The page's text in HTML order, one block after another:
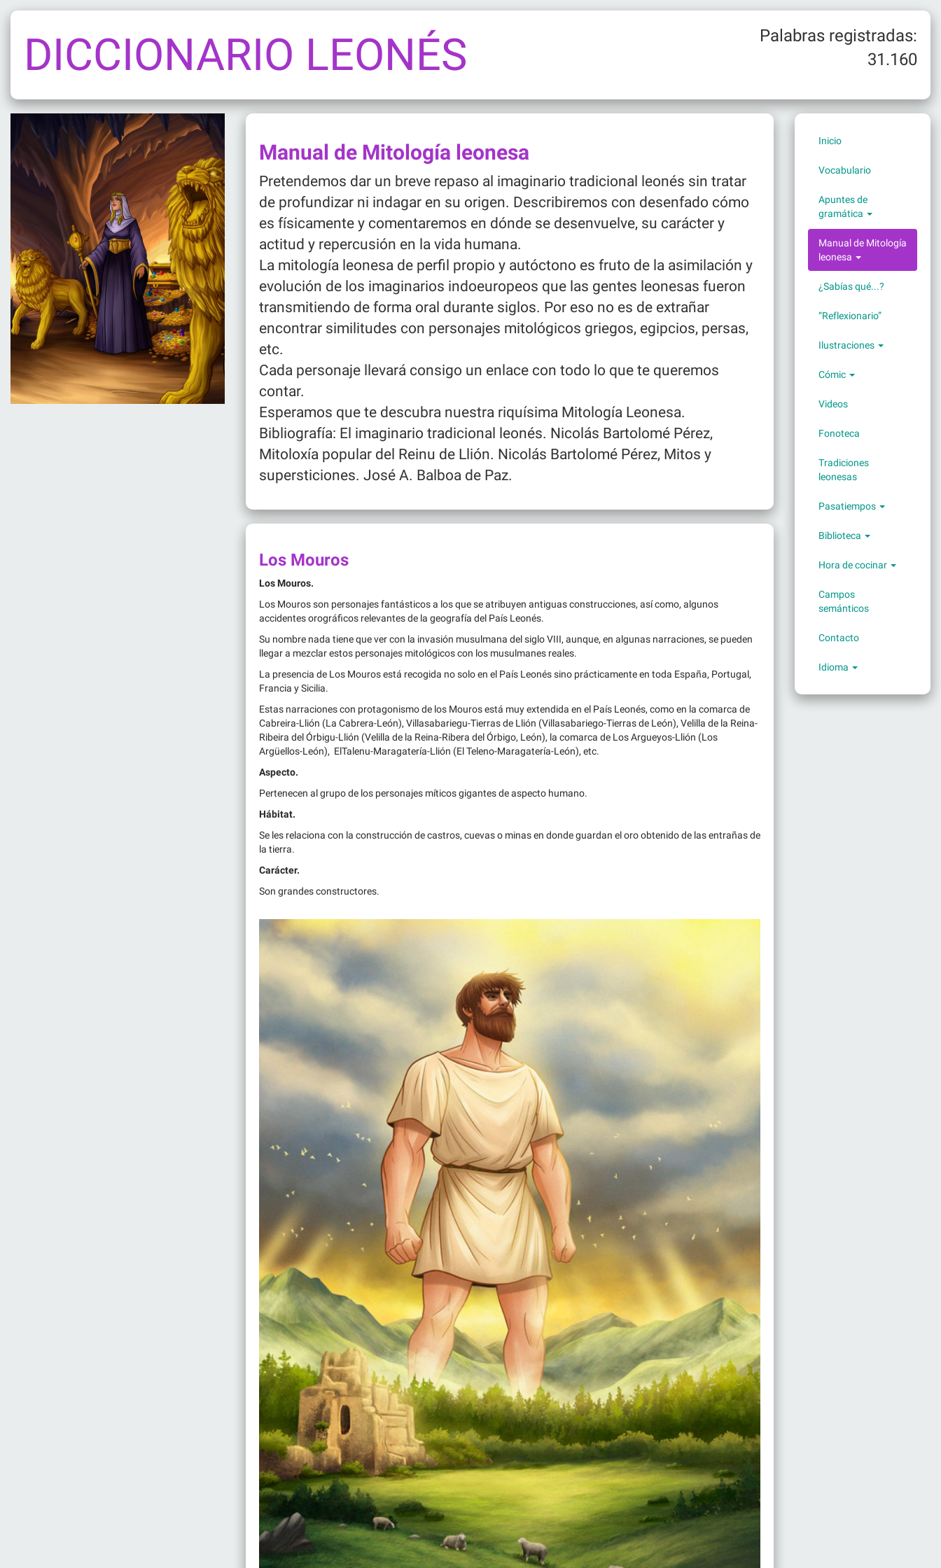
DICCIONARIO LEONÉS
Palabras registradas:
31.160
Manual de Mitología leonesa
Pretendemos dar un breve repaso al imaginario tradicional leonés sin tratar
de profundizar ni indagar en su origen. Describiremos con desenfado cómo
es físicamente y comentaremos en dónde se desenvuelve, su carácter y
actitud y repercusión en la vida humana.
La mitología leonesa de perfil propio y autóctono es fruto de la asimilación y
evolución de los imaginarios indoeuropeos que las gentes leonesas fueron
transmitiendo de forma oral durante siglos. Por eso no es de extrañar
encontrar similitudes con personajes mitológicos griegos, egipcios, persas,
etc.
Cada personaje llevará consigo un enlace con todo lo que te queremos
contar.
Esperamos que te descubra nuestra riquísima Mitología Leonesa.
Bibliografía: El imaginario tradicional leonés. Nicolás Bartolomé Pérez,
Mitoloxía popular del Reinu de Llión. Nicolás Bartolomé Pérez, Mitos y
supersticiones. José A. Balboa de Paz.
Los Mouros
Los Mouros.
Los Mouros son personajes fantásticos a los que se atribuyen antiguas construcciones, así como, algunos
accidentes orográficos relevantes de la geografía del País Leonés.
Su nombre nada tiene que ver con la invasión musulmana del siglo VIII, aunque, en algunas narraciones, se pueden
llegar a mezclar estos personajes mitológicos con los musulmanes reales.
La presencia de Los Mouros está recogida no solo en el País Leonés sino prácticamente en toda España, Portugal,
Francia y Sicilia.
Estas narraciones con protagonismo de los Mouros está muy extendida en el País Leonés, como en la comarca de
Cabreira-Llión (La Cabrera-León), Villasabariegu-Tierras de Llión (Villasabariego-Tierras de León), Velilla de la Reina-
Ribeira del Órbigu-Llión (Velilla de la Reina-Ribera del Órbigo, León), la comarca de Los Argueyos-Llión (Los
Argüellos-León), ElTalenu-Maragatería-Llión (El Teleno-Maragatería-León), etc.
Aspecto.
Pertenecen al grupo de los personajes míticos gigantes de aspecto humano.
Hábitat.
Se les relaciona con la construcción de castros, cuevas o minas en donde guardan el oro obtenido de las entrañas de
la tierra.
Carácter.
Son grandes constructores.
Inicio
Vocabulario
Apuntes de
gramática
Manual de Mitología
leonesa
¿Sabías qué...?
“Reflexionario”
Ilustraciones
Cómic
Videos
Fonoteca
Tradiciones
leonesas
Pasatiempos
Biblioteca
Hora de cocinar
Campos
semánticos
Contacto
Idioma